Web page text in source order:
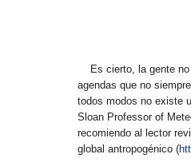
Es cierto, la gente
agendas que no
todos modos no existe
Sloan Professor of
recomiendo al lector
global antropogénico (